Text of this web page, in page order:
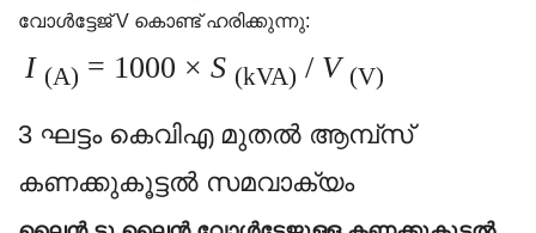
വോൾട്ടേജ് V കൊണ്ട് ഹരിക്കുന്നു:
I (A) = 1000 × S (kVA) / V (V)
3 ഘട്ടം കെ‌വി‌എ മുതൽ ആമ്പ്‌സ്
കണക്കുകൂട്ടൽ സമവാക്യം